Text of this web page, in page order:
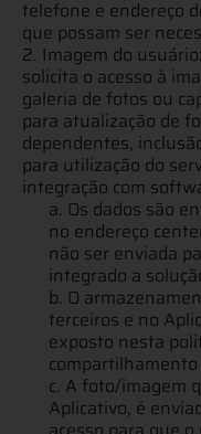
telefone e endereço
que possam ser
2. Imagem do
solicita o acesso à
galeria de fotos ou
para atualização de
dependentes,
para utilização do
integração com
a. Os dados são
no endereço
não ser enviada
integrado a
b. O
terceiros e no
exposto nesta
c. A foto/imagem
Aplicativo, é